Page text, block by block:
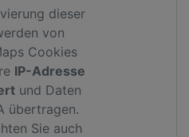
dieser
von
Cookies
IP-Adresse
und Daten
übertragen.
Sie auch